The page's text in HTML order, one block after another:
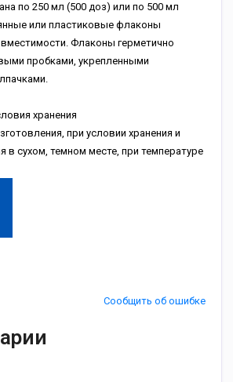
по 250 мл (500 доз) или по 500 мл
или пластиковые флаконы
Флаконы герметично
пробками, укрепленными
хранения
при условии хранения и
в сухом, темном месте, при температуре
Сообщить об ошибке